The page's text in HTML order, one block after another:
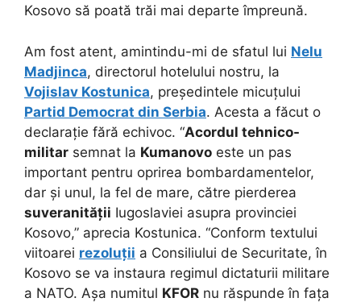
Kosovo să poată trăi mai departe împreună.
Am fost atent, amintindu-mi de sfatul lui Nelu
Madjinca, directorul hotelului nostru, la
Vojislav Kostunica, președintele micuțului
Partid Democrat din Serbia. Acesta a făcut o
declarație fără echivoc. “Acordul tehnico-
militar semnat la Kumanovo este un pas
important pentru oprirea bombardamentelor,
dar și unul, la fel de mare, către pierderea
suveranității Iugoslaviei asupra provinciei
Kosovo,” aprecia Kostunica. “Conform textului
viitoarei rezoluții a Consiliului de Securitate, în
Kosovo se va instaura regimul dictaturii militare
a NATO. Așa numitul KFOR nu răspunde în fața